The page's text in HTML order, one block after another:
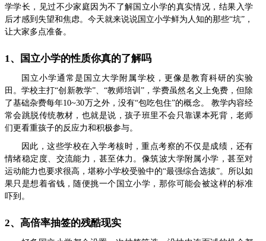
学学长，见过不少家庭因为不了解国立小学的真实情况，结果入学
后才感到失望和焦虑。今天就来说说国立小学鲜为人知的那些“坑”，
让大家多点准备。
1、国立小学的性质你真的了解吗
国立小学通常是国立大学附属学校，更像是教育科研的实验
田。学校主打“创新教学”、“教师培训”，学费虽然名义上免费，但除
了基础杂费每年10~30万之外，没有“包吃包住”的概念。 教学内容经
常会跳脱传统教材，也就是说，孩子班里不会只靠课本死背，老师
们更看重孩子的反应力和积极参与。
因此，这些学校在入学考核时，重点考察的不仅是成绩，还有
情绪稳定度、交流能力，甚至体力。像筑波大学附属小学，甚至对
运动能力也要求很高，堪称小学校受验中的“最强综合选拔”。所以如
果只是想着省钱，随便挑一个国立小学，那你可能会被这样的标准
吓到。
2、高倍率抽签的残酷现实